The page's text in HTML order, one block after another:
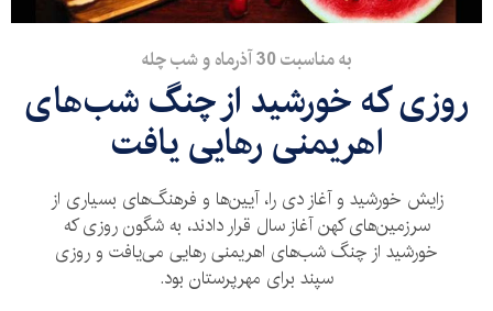
به مناسبت 30 آذرماه و شب چله
روزی که خورشید از چنگ شب‌های
اهریمنی رهایی ‌یافت
زایش خورشید و آغاز دی را، آیین‌ها و فرهنگ‌های بسیاری از
سرزمین‌های کهن آغاز سال قرار دادند، به شگون روزی که
خورشید از چنگ شب‌های اهریمنی رهایی می‌یافت و روزی
سپند برای مهرپرستان بود.